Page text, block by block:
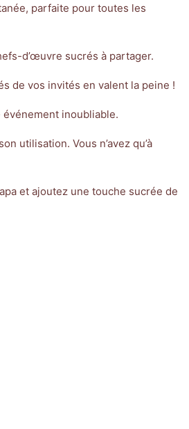
parfaite pour toutes les
d’œuvre sucrés à partager.
de vos invités en valent la peine !
inoubliable.
utilisation. Vous n’avez qu’à
et ajoutez une touche sucrée de